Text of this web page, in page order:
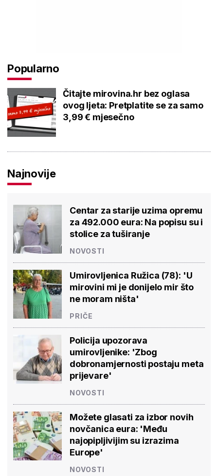
Popularno
Čitajte mirovina.hr bez oglasa
ovog ljeta: Pretplatite se za samo
3,99 € mjesečno
Najnovije
Centar za starije uzima opremu
za 492.000 eura: Na popisu su i
stolice za tuširanje
NOVOSTI
Umirovljenica Ružica (78): 'U
mirovini mi je donijelo mir što
ne moram ništa'
PRIČE
Policija upozorava
umirovljenike: 'Zbog
dobronamjernosti postaju meta
prijevare'
NOVOSTI
Možete glasati za izbor novih
novčanica eura: 'Među
najopipljivijim su izrazima
Europe'
NOVOSTI